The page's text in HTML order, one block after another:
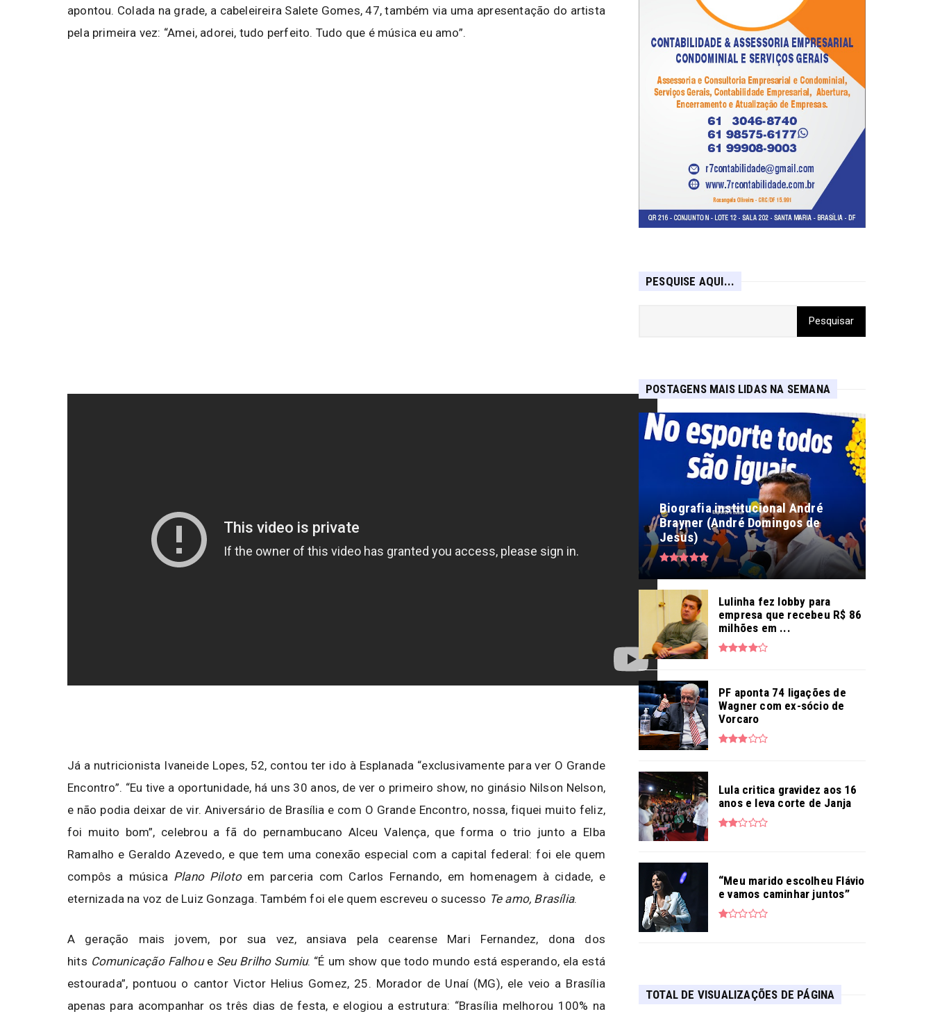
apontou. Colada na grade, a cabeleireira Salete Gomes, 47, também via uma apresentação do artista
pela primeira vez: “Amei, adorei, tudo perfeito. Tudo que é música eu amo”.
Já a nutricionista Ivaneide Lopes, 52, contou ter ido à Esplanada “exclusivamente para ver O Grande
Encontro”. “Eu tive a oportunidade, há uns 30 anos, de ver o primeiro show, no ginásio Nilson Nelson,
e não podia deixar de vir. Aniversário de Brasília e com O Grande Encontro, nossa, fiquei muito feliz,
foi muito bom”, celebrou a fã do pernambucano Alceu Valença, que forma o trio junto a Elba
Ramalho e Geraldo Azevedo, e que tem uma conexão especial com a capital federal: foi ele quem
compôs a música Plano Pilotoem parceria com Carlos Fernando, em homenagem à cidade, e
eternizada na voz de Luiz Gonzaga. Também foi ele quem escreveu o sucesso Te amo, Brasília.
A geração mais jovem, por sua vez, ansiava pela cearense Mari Fernandez, dona dos
hits Comunicação Falhoue Seu Brilho Sumiu. “É um show que todo mundo está esperando, ela está
estourada”, pontuou o cantor Victor Helius Gomez, 25. Morador de Unaí (MG), ele veio a Brasília
apenas para acompanhar os três dias de festa, e elogiou a estrutura: “Brasília melhorou 100% na
PESQUISE AQUI...
POSTAGENS MAIS LIDAS NA SEMANA
Biografia institucional André
Brayner (André Domingos de
Jesus)
Lulinha fez lobby para
empresa que recebeu R$ 86
milhões em ...
PF aponta 74 ligações de
Wagner com ex-sócio de
Vorcaro
Lula critica gravidez aos 16
anos e leva corte de Janja
“Meu marido escolheu Flávio
e vamos caminhar juntos”
TOTAL DE VISUALIZAÇÕES DE PÁGINA